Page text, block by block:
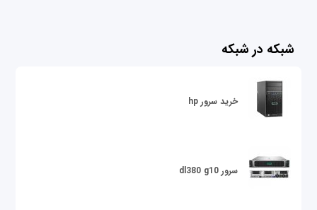
شبکه در شبکه
خرید سرور hp
سرور dl380 g10